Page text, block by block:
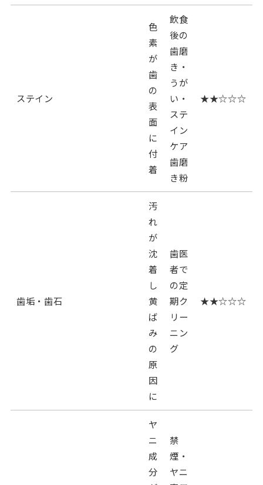
ステイン
色
素
が
歯
の
表
面
に
付
着
飲食
後の
歯磨
き・
うが
い・
ステ
イン
ケア
歯磨
き粉
★★☆☆☆
歯垢・歯石
汚
れ
が
沈
着
し
黄
ば
み
の
原
因
に
歯医
者で
の定
期ク
リー
ニン
グ
★★☆☆☆
ヤ
ニ
成
分
禁
煙・
ヤニ